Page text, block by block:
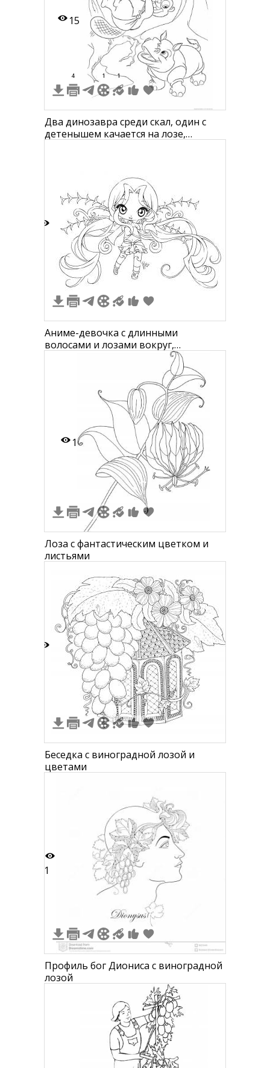
15
4 1 1
Два динозавра среди скал, один с
детенышем качается на лозе,
Аниме-девочка с длинными
волосами и лозами вокруг,
большими глазами и юбкой
1
Лоза с фантастическим цветком и
листьями
Беседка с виноградной лозой и
цветами
1
Профиль бог Диониса с виноградной
лозой